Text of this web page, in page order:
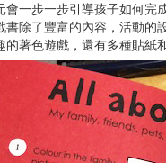
一步一步引導孩子如何完
除了豐富的內容，活動的
著色遊戲，還有多種貼紙